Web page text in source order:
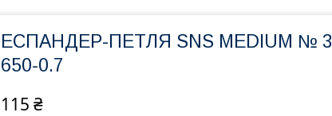
ЕСПАНДЕР-ПЕТЛЯ SNS MEDIUM № 3
650-0.7
115 ₴